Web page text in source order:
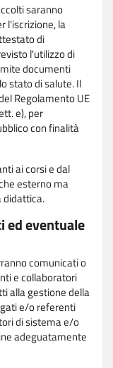
saranno
l'iscrizione, la
di
l'utilizzo di
documenti
stato di salute. Il
Regolamento UE
e), per
con finalità
ai corsi e dal
esterno ma
didattica.
ed eventuale
comunicati o
e collaboratori
alla gestione della
e/o referenti
di sistema e/o
adeguatamente